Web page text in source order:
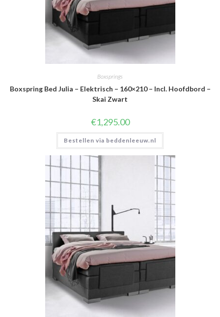
Boxsprings
Boxspring Bed Julia – Elektrisch – 160×210 – Incl. Hoofdbord –
Skai Zwart
€1,295.00
Bestellen via beddenleeuw.nl